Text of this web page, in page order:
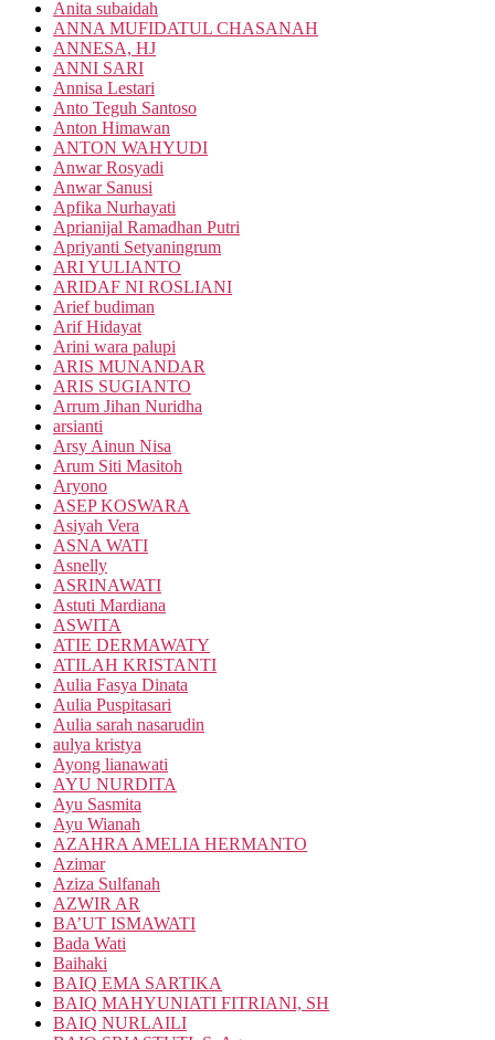
Anita subaidah
ANNA MUFIDATUL CHASANAH
ANNESA, HJ
ANNI SARI
Annisa Lestari
Anto Teguh Santoso
Anton Himawan
ANTON WAHYUDI
Anwar Rosyadi
Anwar Sanusi
Apfika Nurhayati
Aprianijal Ramadhan Putri
Apriyanti Setyaningrum
ARI YULIANTO
ARIDAF NI ROSLIANI
Arief budiman
Arif Hidayat
Arini wara palupi
ARIS MUNANDAR
ARIS SUGIANTO
Arrum Jihan Nuridha
arsianti
Arsy Ainun Nisa
Arum Siti Masitoh
Aryono
ASEP KOSWARA
Asiyah Vera
ASNA WATI
Asnelly
ASRINAWATI
Astuti Mardiana
ASWITA
ATIE DERMAWATY
ATILAH KRISTANTI
Aulia Fasya Dinata
Aulia Puspitasari
Aulia sarah nasarudin
aulya kristya
Ayong lianawati
AYU NURDITA
Ayu Sasmita
Ayu Wianah
AZAHRA AMELIA HERMANTO
Azimar
Aziza Sulfanah
AZWIR AR
BA’UT ISMAWATI
Bada Wati
Baihaki
BAIQ EMA SARTIKA
BAIQ MAHYUNIATI FITRIANI, SH
BAIQ NURLAILI